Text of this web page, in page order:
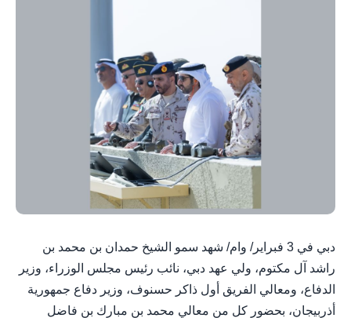
دبي في 3 فبراير/ وام/ شهد سمو الشيخ حمدان بن محمد بن
راشد آل مكتوم، ولي عهد دبي، نائب رئيس مجلس الوزراء، وزير
الدفاع، ومعالي الفريق أول ذاكر حسنوف، وزير دفاع جمهورية
أذربيجان، بحضور كل من معالي محمد بن مبارك بن فاضل